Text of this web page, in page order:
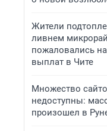
Жители
ливнем
пожаловались на
выплат в Чите
Множество
недоступны:
произошел в